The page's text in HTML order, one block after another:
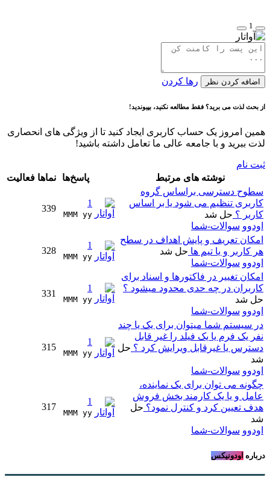
1
اضافه کردن نظر رها کردن
از بحث لذت می برید؟ فقط مطالعه نکنید، بپیوندید!
همین امروز یک حساب کاربری ایجاد کنید تا از ویژگی های انحصاری
لذت ببرید و با جامعه عالی ما تعامل داشته باشید!
ثبت نام
نوشته های مرتبط
پاسخ‌ها نماها فعالیت
سطوح دسترسی براساس گروه
کاربری تنظیم می شود یا بر اساس
کاربر ؟ حل شد
اودوو سوالات-شما
1
MMM yy
339
امکان تعریف و پایش اهداف در سطح
هر کاربر و یا تیم ها حل شد
اودوو سوالات-شما
1
MMM yy
328
امکان تغییر در فاکتورها و اسناد برای
کاربران در چه حدی محدود میشود ؟
حل شد
اودوو سوالات-شما
1
MMM yy
331
در سیستم شما میتوان برای یک یا چند
نفر یک فرم یا یک فیلد را غیر قابل
دسترس یا غیرقابل ویرایش کرد ؟ حل
شد
اودوو سوالات-شما
1
MMM yy
315
چگونه می توان برای یک نماینده،
عامل و یا یک کارمند بخش فروش
هدف تعیین کرد و کنترل نمود؟ حل
شد
اودوو سوالات-شما
1
MMM yy
317
درباره اودونیکس